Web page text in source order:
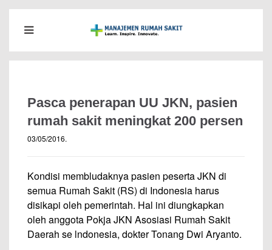
Pasca penerapan UU JKN, pasien
rumah sakit meningkat 200 persen
03/05/2016.
Kondisi membludaknya pasien peserta JKN di
semua Rumah Sakit (RS) di Indonesia harus
disikapi oleh pemerintah. Hal ini diungkapkan
oleh anggota Pokja JKN Asosiasi Rumah Sakit
Daerah se lndonesia, dokter Tonang Dwi Aryanto.